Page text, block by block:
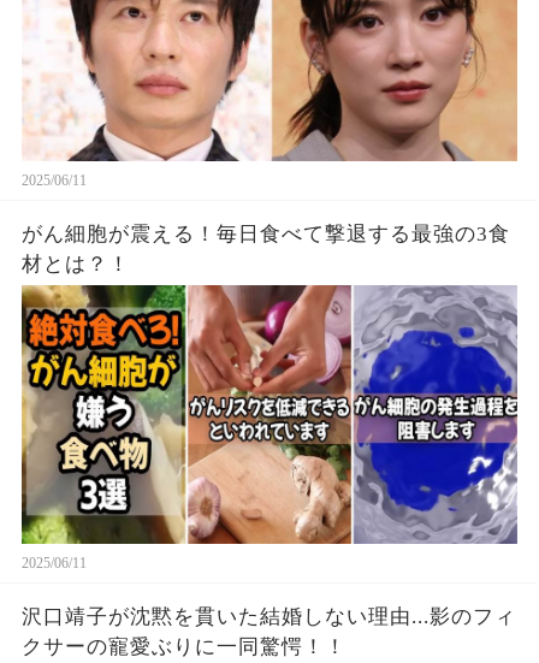
2025/06/11
がん細胞が震える！毎日食べて撃退する最強の3食
材とは？！
2025/06/11
沢口靖子が沈黙を貫いた結婚しない理由...影のフィ
クサーの寵愛ぶりに一同驚愕！！